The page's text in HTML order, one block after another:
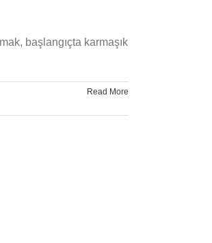
başlangıçta karmaşık
Read More